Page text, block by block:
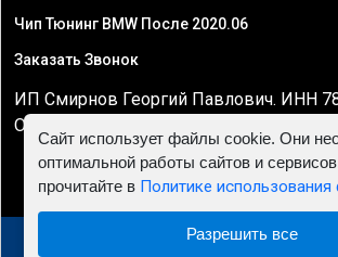
Чип Тюнинг BMW После 2020.06
Заказать Звонок
ИП Смирнов Георгий Павлович. ИНН
ОГРНИП 324470400032610
© 2010 - 2026 Чип тюнинг двигателя
Сайт использует файлы cookie. Они
оптимальной работы сайтов и
прочитайте в Политике
Разрешить все